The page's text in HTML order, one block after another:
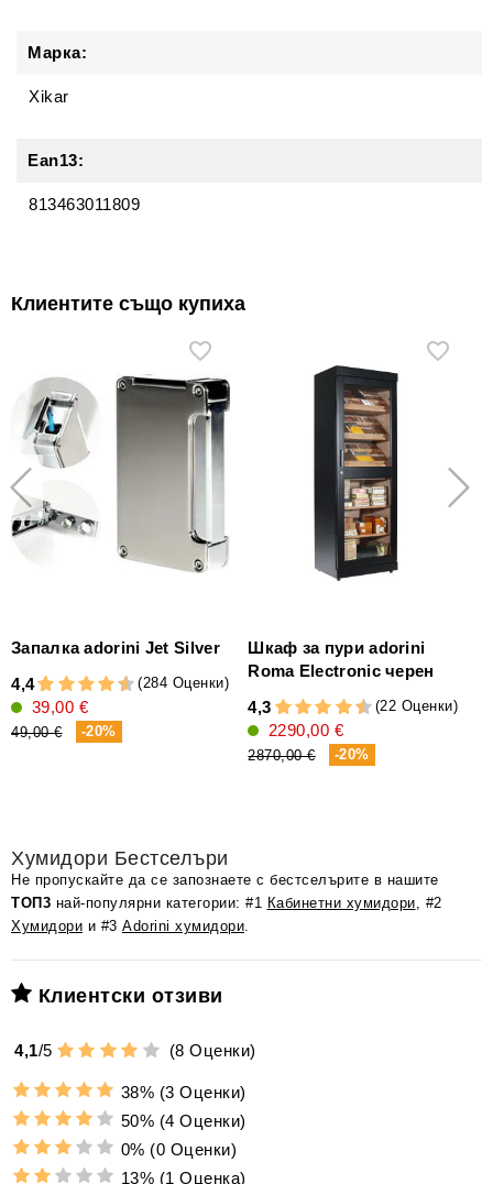
Марка:
Xikar
Ean13:
813463011809
Клиентите също купиха
Запалка adorini Jet Silver
4,4
(284 Оценки)
39,00 €
49,00 € -20%
Шкаф за пури adorini
Roma Electronic черен
4,3
(22 Оценки)
2290,00 €
2870,00 € -20%
Хумидори Бестселъри
Не пропускайте да се запознаете с бестселърите в нашите
ТОП3 най-популярни категории: #1 Кабинетни хумидори, #2
Хумидори и #3 Adorini хумидори.
Клиентски отзиви
4,1/5 (8 Оценки)
38% (3 Оценки)
50% (4 Оценки)
0% (0 Оценки)
13% (1 Оценка)